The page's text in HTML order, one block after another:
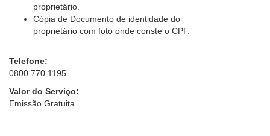
proprietário.
Cópia de Documento de identidade do
proprietário com foto onde conste o CPF.
Telefone:
0800 770 1195
Valor do Serviço:
Emissão Gratuita